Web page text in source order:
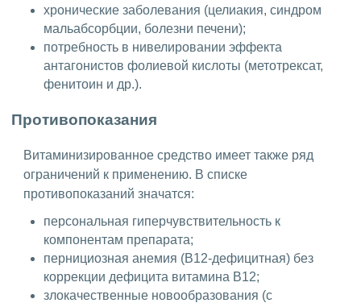
хронические заболевания (целиакия, синдром
мальабсорбции, болезни печени);
потребность в нивелировании эффекта
антагонистов фолиевой кислоты (метотрексат,
фенитоин и др.).
Противопоказания
Витаминизированное средство имеет также ряд
ограничений к применению. В списке
противопоказаний значатся:
персональная гиперчувствительность к
компонентам препарата;
пернициозная анемия (B12-дефицитная) без
коррекции дефицита витамина B12;
злокачественные новообразования (с